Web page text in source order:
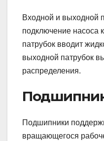
Входной и выходной
подключение насоса
патрубок вводит
выходной патрубок
распределения.
Подшипники
вращающегося